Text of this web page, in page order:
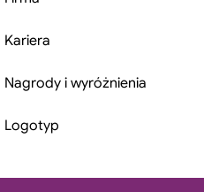
Kariera
Nagrody i wyróżnienia
Logotyp